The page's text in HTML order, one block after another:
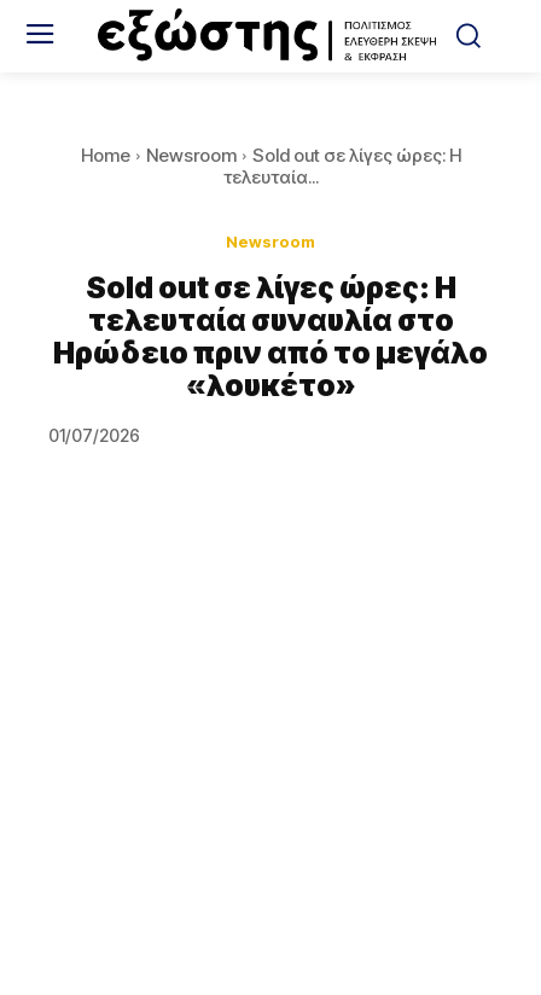
Home Newsroom
Sold out σε λίγες ώρες: Η
τελευταία...
Newsroom
Sold out σε λίγες ώρες: Η
τελευταία συναυλία στο
Ηρώδειο πριν από το μεγάλο
«λουκέτο»
01/07/2026